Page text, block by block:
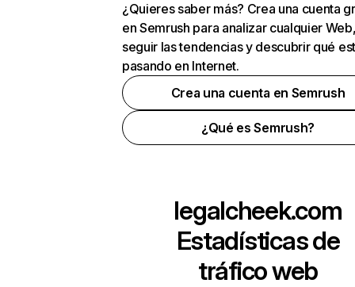
¿Quieres saber más? Crea una cuenta
en Semrush para analizar cualquier
seguir las tendencias y descubrir qué
pasando en Internet.
Crea una cuenta en Semrush
¿Qué es Semrush?
legalcheek.com
Estadísticas de
tráfico web